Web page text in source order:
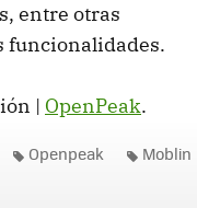
entre otras
funcionalidades.
| OpenPeak.
Openpeak Moblin